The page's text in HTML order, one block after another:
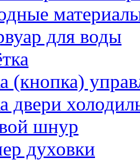
для воды
(кнопка)
двери
шнур
духовки